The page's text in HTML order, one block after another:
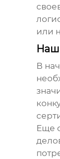
или
В
Еще